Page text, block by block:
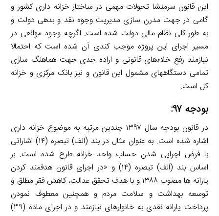
این قانون سرمنشا تحولات مهمی در ساختار خزانه­ داری کشور و
گامی در جهت مدرن­ سازی مدیریت وجوه نقد و بدهی دولت و
به طور کلی نظام مالی دولت شده است. اگرچه وجود موانعی در
مسیر اجرای این پروژه موجب کندی آن شده است که احتمالا
نیازمند رفع خلاءهای قانونی و اراده جدی جهت هماهنگ ­سازی
تمامی دستگاه­های مشمول این قانون و نیز بانک مرکزی و خزانه
کل است.
بودجه ۹۷:
در قانون بودجه سال ۱۳۹۷ چندین مرتبه به موضوع خزانه داری
اشاره شده است. به عنوان مثال در بند (الف) تبصره (۱۴) اشاراتی
با فرض اجرایی شدن حساب واحد خزانه طرح شده است. بر
اساس بند (الف) تبصره (۱۴) و «در اجرای قانون هدفمند کردن
یارانه ها مصوب ۱۳۸۸ و با هدف تحقق عدالت، کاهش فقر مطلق و
توسعه بهداشت و سلامت مردم و همچنین معطوف نمودن
پرداخت یارانه نقدی به خانوارهای نیازمند و در اجرای ماده (۳۹)